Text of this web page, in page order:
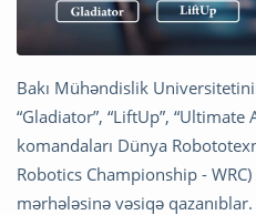
Bakı Mühəndislik
“Gladiator”, “LiftUp”, “Ultimate
komandaları Dünya
Robotics Championship -
mərhələsinə vəsiqə qazanıblar.